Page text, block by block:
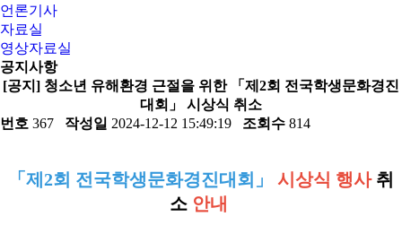
언론기사
자료실
영상자료실
공지사항
[공지] 청소년 유해환경 근절을 위한 「제2회 전국학생문화경진
대회」 시상식 취소
번호 367 작성일 2024-12-12 15:49:19 조회수 814
「제2회 전국학생문화경진대회」 시상식 행사 취
소 안내